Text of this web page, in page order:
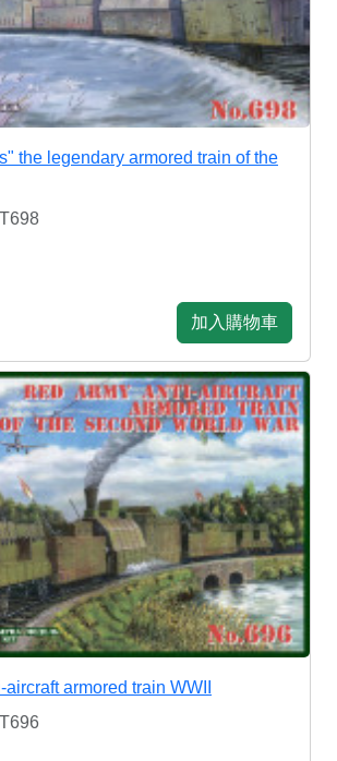
the legendary armored train of the
加入購物車
armored train WWII